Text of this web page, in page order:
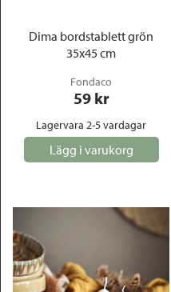
Dima bordstablett grön
35x45 cm
Fondaco
59 kr
Lagervara 2-5 vardagar
Lägg i varukorg